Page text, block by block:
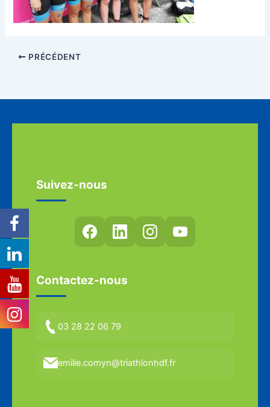
PRÉCÉDENT
Suivez-nous
Contactez-nous
03 28 22 06 79
emilie.comyn@triathlonhdf.fr